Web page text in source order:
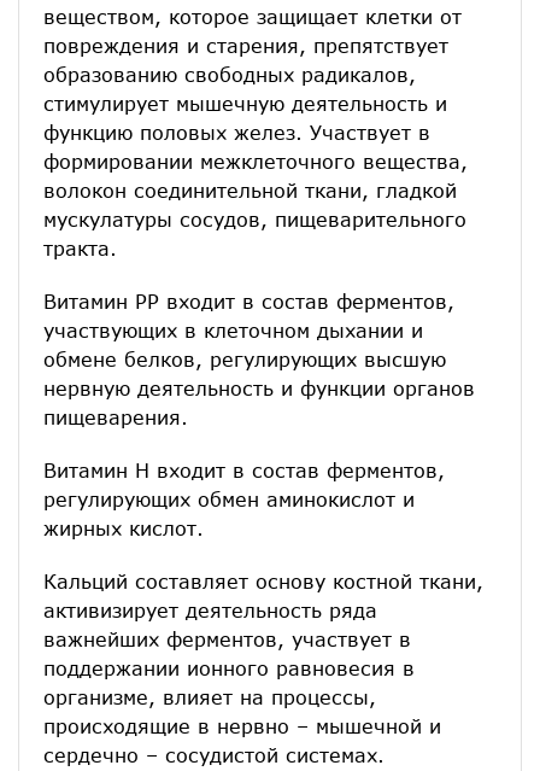
веществом, которое защищает клетки от
повреждения и старения, препятствует
образованию свободных радикалов,
стимулирует мышечную деятельность и
функцию половых желез. Участвует в
формировании межклеточного вещества,
волокон соединительной ткани, гладкой
мускулатуры сосудов, пищеварительного
тракта.
Витамин РР входит в состав ферментов,
участвующих в клеточном дыхании и
обмене белков, регулирующих высшую
нервную деятельность и функции органов
пищеварения.
Витамин Н входит в состав ферментов,
регулирующих обмен аминокислот и
жирных кислот.
Кальций составляет основу костной ткани,
активизирует деятельность ряда
важнейших ферментов, участвует в
поддержании ионного равновесия в
организме, влияет на процессы,
происходящие в нервно – мышечной и
сердечно – сосудистой системах.